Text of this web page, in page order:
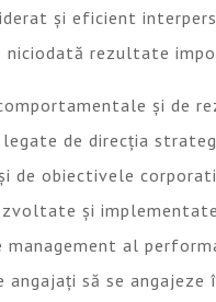
și eficient
niciodată rezultate
și de
de direcția
de obiectivele
și
management al
angajați să se angajeze